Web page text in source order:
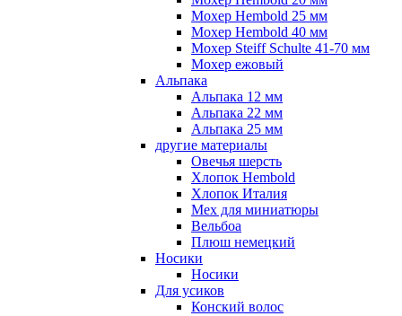
Мохер Hembold 25 мм
Мохер Hembold 40 мм
Мохер Steiff Schulte 41-70 мм
Мохер ежовый
Альпака
Альпака 12 мм
Альпака 22 мм
Альпака 25 мм
другие материалы
Овечья шерсть
Хлопок Hembold
Хлопок Италия
Мех для миниатюры
Вельбоа
Плюш немецкий
Носики
Носики
Для усиков
Конский волос